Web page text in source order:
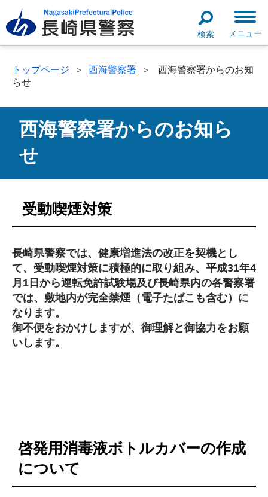
検索 メニュー
トップページ ＞ 西海警察署 ＞
西海警察署からのお知
らせ
西海警察署からのお知ら
せ
受動喫煙対策
長崎県警察では、 健康増進法の改正を契機とし
て、受動喫煙対策に積極的に取り組み、 平成31年4
月1日から運転免許試験場及び長崎県内の各警察署
では、 敷地内が完全禁煙（電子たばこも含む）に
なります。
御不便をおかけしますが、御理解と御協力をお願
いします。
啓発用消毒液ボトルカバーの作成
について